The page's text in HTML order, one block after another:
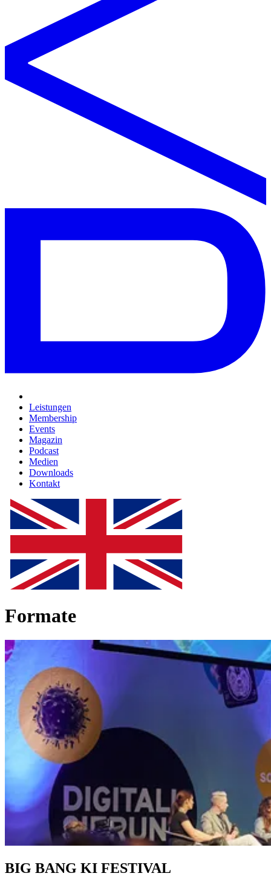
Leistungen
Membership
Events
Magazin
Podcast
Medien
Downloads
Kontakt
Formate
BIG BANG KI FESTIVAL